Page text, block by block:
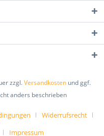
zzgl.Versandkosten und ggf.
anders beschrieben
Widerrufsrecht
Impressum